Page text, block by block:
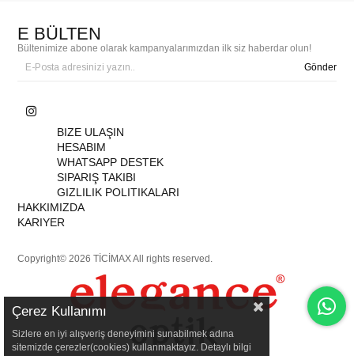
E BÜLTEN
Bültenimize abone olarak kampanyalarımızdan ilk siz haberdar olun!
Gönder
BIZE ULAŞIN
HESABIM
WHATSAPP DESTEK
SIPARIŞ TAKIBI
GIZLILIK POLITIKALARI
HAKKIMIZDA
KARIYER
Copyright© 2026 TİCİMAX All rights reserved.
Çerez Kullanımı
Sizlere en iyi alışveriş deneyimini sunabilmek adına
sitemizde çerezler(cookies) kullanmaktayız. Detaylı bilgi